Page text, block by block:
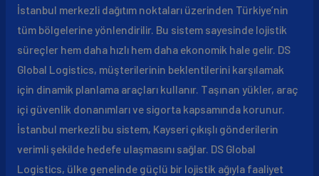
İstanbul merkezli dağıtım noktaları üzerinden Türkiye’nin
tüm bölgelerine yönlendirilir. Bu sistem sayesinde lojistik
süreçler hem daha hızlı hem daha ekonomik hale gelir. DS
Global Logistics, müşterilerinin beklentilerini karşılamak
için dinamik planlama araçları kullanır. Taşınan yükler, araç
içi güvenlik donanımları ve sigorta kapsamında korunur.
İstanbul merkezli bu sistem, Kayseri çıkışlı gönderilerin
verimli şekilde hedefe ulaşmasını sağlar. DS Global
Logistics, ülke genelinde güçlü bir lojistik ağıyla faaliyet